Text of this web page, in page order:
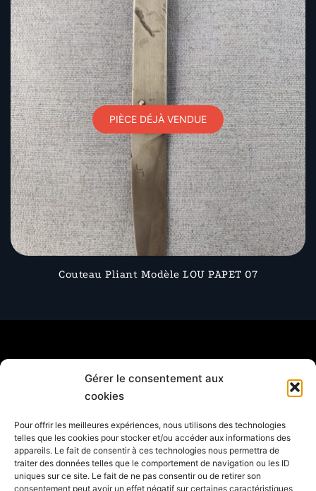
Gérer le consentement aux
cookies
Pour offrir les meilleures expériences, nous utilisons des technologies
telles que les cookies pour stocker et/ou accéder aux informations des
appareils. Le fait de consentir à ces technologies nous permettra de
traiter des données telles que le comportement de navigation ou les ID
uniques sur ce site. Le fait de ne pas consentir ou de retirer son
consentement peut avoir un effet négatif sur certaines caractéristiques
PIÈCE DÉJÀ VENDUE
Couteau Pliant Modèle LOU PAPET 07
© 2026 Couteaux Lou Papet. Proudly powered by
Botiga
Contactez moi
FACEBOOK